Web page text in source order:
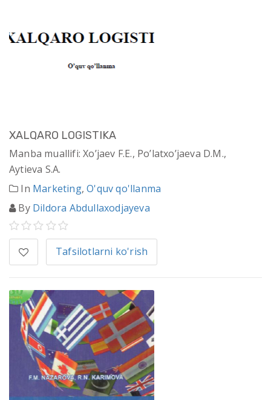
XALQARO LOGISTIKA
Manba muallifi: Хo’jаеv F.E., Po’lаtхo’jаеvа D.M.,
Aytieva S.A.
In Marketing,O'quv qo'llanma
By Dildora Abdullaxodjayeva
Tafsilotlarni ko'rish